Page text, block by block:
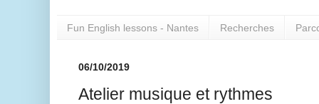
Fun English lessons - Nantes Recherches
06/10/2019
Atelier musique et rythmes